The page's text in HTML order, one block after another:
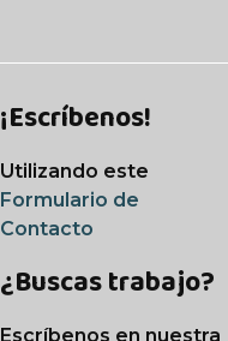
¡Escríbenos!
Utilizando este
Formulario de
Contacto
¿Buscas trabajo?
Escríbenos en nuestra